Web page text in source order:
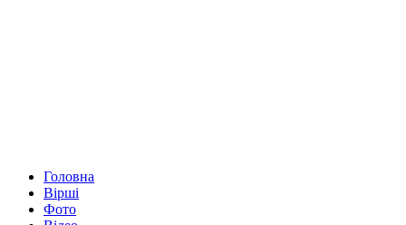
Головна
Вірші
Фото